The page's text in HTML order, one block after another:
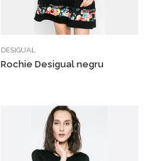
DESIGUAL
Rochie Desigual negru